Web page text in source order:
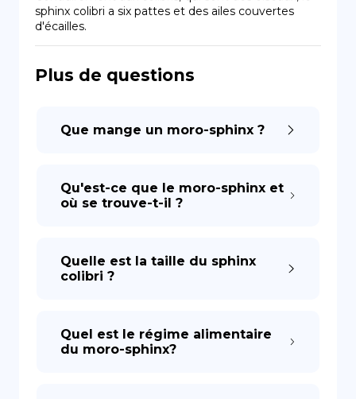
sphinx colibri a six pattes et des ailes couvertes
d'écailles.
Plus de questions
Que mange un moro-sphinx ?
Qu'est-ce que le moro-sphinx et
où se trouve-t-il ?
Quelle est la taille du sphinx
colibri ?
Quel est le régime alimentaire
du moro-sphinx?